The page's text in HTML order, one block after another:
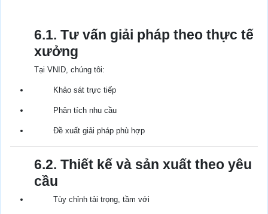
6.1. Tư vấn giải pháp theo thực tế
xưởng
Tại VNID, chúng tôi:
Khảo sát trực tiếp
Phân tích nhu cầu
Đề xuất giải pháp phù hợp
6.2. Thiết kế và sản xuất theo yêu
cầu
Tùy chỉnh tải trọng, tầm với